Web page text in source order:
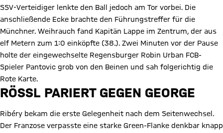
SSV-Verteidiger lenkte den Ball jedoch am Tor vorbei. Die
anschließende Ecke brachte den Führungstreffer für die
Münchner. Weihrauch fand Kapitän Lappe im Zentrum, der aus
elf Metern zum 1:0 einköpfte (38.). Zwei Minuten vor der Pause
holte der eingewechselte Regensburger Robin Urban FCB-
Spieler Pantovic grob von den Beinen und sah folgerichtig die
Rote Karte.
RÖSSL PARIERT GEGEN GEORGE
Ribéry bekam die erste Gelegenheit nach dem Seitenwechsel.
Der Franzose verpasste eine starke Green-Flanke denkbar knapp